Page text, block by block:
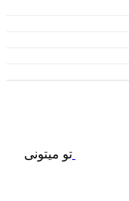
تو میتونی